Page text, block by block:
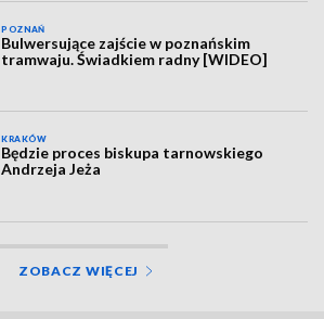
POZNAŃ
Bulwersujące zajście w poznańskim
tramwaju. Świadkiem radny [WIDEO]
KRAKÓW
Będzie proces biskupa tarnowskiego
Andrzeja Jeża
ZOBACZ WIĘCEJ